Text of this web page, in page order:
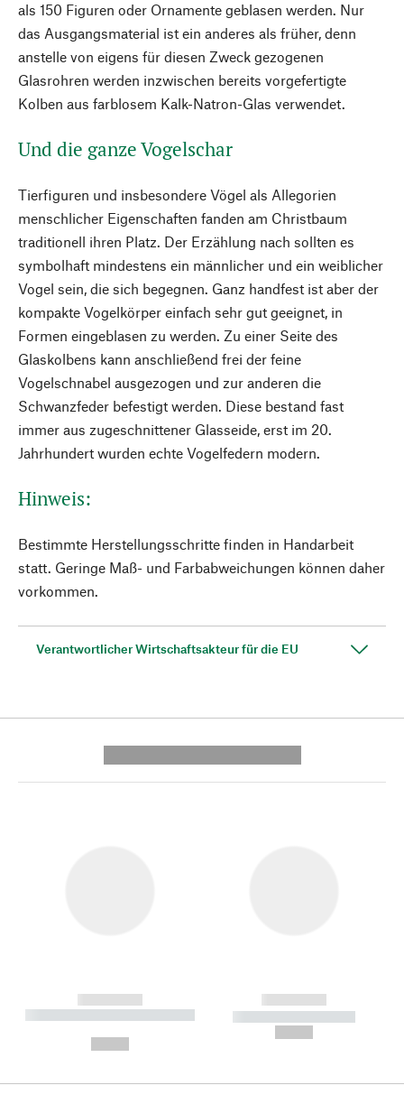
als 150 Figuren oder Ornamente geblasen werden. Nur
das Ausgangsmaterial ist ein anderes als früher, denn
anstelle von eigens für diesen Zweck gezogenen
Glasrohren werden inzwischen bereits vorgefertigte
Kolben aus farblosem Kalk-Natron-Glas verwendet.
Und die ganze Vogelschar
Tierfiguren und insbesondere Vögel als Allegorien
menschlicher Eigenschaften fanden am Christbaum
traditionell ihren Platz. Der Erzählung nach sollten es
symbolhaft mindestens ein männlicher und ein weiblicher
Vogel sein, die sich begegnen. Ganz handfest ist aber der
kompakte Vogelkörper einfach sehr gut geeignet, in
Formen eingeblasen zu werden. Zu einer Seite des
Glaskolbens kann anschließend frei der feine
Vogelschnabel ausgezogen und zur anderen die
Schwanzfeder befestigt werden. Diese bestand fast
immer aus zugeschnittener Glasseide, erst im 20.
Jahrhundert wurden echte Vogelfedern ­modern.
Hinweis:
Bestimmte Herstellungsschritte finden in Handarbeit
statt. Geringe Maß- und Farbabweichungen können daher
vorkommen.
Verantwortlicher Wirtschaftsakteur für die EU
------------
----------- ----------- --------
------------
----------- -----------